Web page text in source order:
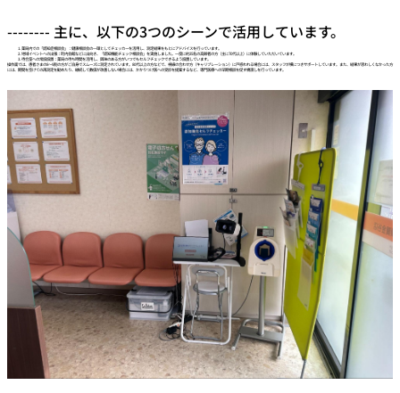
-------- 主に、以下の3つのシーンで活用しています。
薬局内での「認知症相談会」：健康相談会の一環としてチェッカーを活用し、測定結果をもとにアドバイスを行っています。
地域イベントへの出張：町内会館などに出向き、「認知機能チェック相談会」を実施しました。一度に約25名の高齢者の方（主に70代以上）に体験していただいています。
待合室への常設設置：薬局の待ち時間を活用し、興味のある方がいつでもセルフチェックできるよう設置しています。
操作面では、患者さまの8〜9割の方がご自身でスムーズに測定されています。80代以上の方などで、視線の合わせ方（キャリブレーション）に戸惑われる場合には、スタッフが横につきサポートしています。また、結果が思わしくなかった方
には、期間を空けての再測定を勧めたり、継続して数値が改善しない場合には、かかりつけ医への受診を提案するなど、専門医療への早期相談を促す橋渡しを行っています。